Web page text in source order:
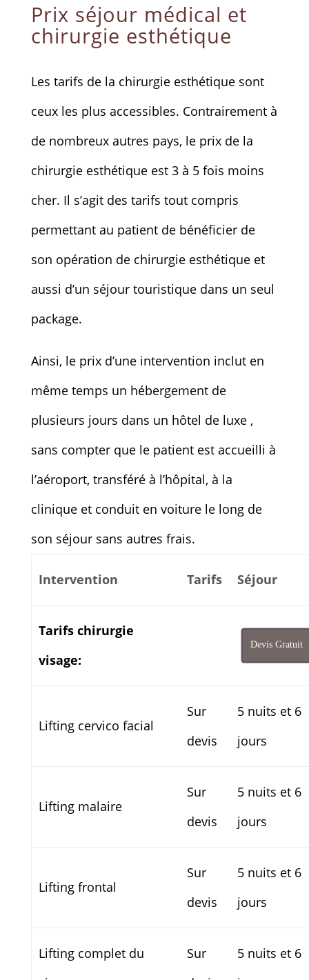
Prix séjour médical et
chirurgie esthétique
Les tarifs de la chirurgie esthétique sont
ceux les plus accessibles. Contrairement à
de nombreux autres pays, le prix de la
chirurgie esthétique est 3 à 5 fois moins
cher. Il s’agit des tarifs tout compris
permettant au patient de bénéficier de
son opération de chirurgie esthétique et
aussi d’un séjour touristique dans un seul
package.
Ainsi, le prix d’une intervention inclut en
même temps un hébergement de
plusieurs jours dans un hôtel de luxe ,
sans compter que le patient est accueilli à
l’aéroport, transféré à l’hôpital, à la
clinique et conduit en voiture le long de
son séjour sans autres frais.
Intervention Tarifs Séjour
Tarifs chirurgie
visage:
Devis Gratuit
Lifting cervico facial
Sur
devis
5 nuits et 6
jours
Lifting malaire
Sur
devis
5 nuits et 6
jours
Lifting frontal
Sur
devis
5 nuits et 6
jours
Lifting complet du
Sur
5 nuits et 6